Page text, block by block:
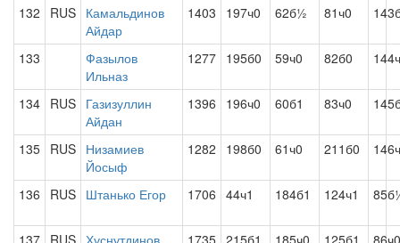
132 RUS Камальдинов
Айдар
1403 197ч0 62б½ 81ч0
133
Фазылов
Ильназ
1277 195б0 59ч0 82б0
134 RUS Газизуллин
Айдан
1396 196ч0 60б1 83ч0
135 RUS Низамиев
Йосыф
1282 198б0 61ч0 211б0
136 RUS Штанько Егор 1706 44ч1 184б1 124ч1
137 RUS Хуснутдинов
1735 215б1 185ч0 125б1 86ч0